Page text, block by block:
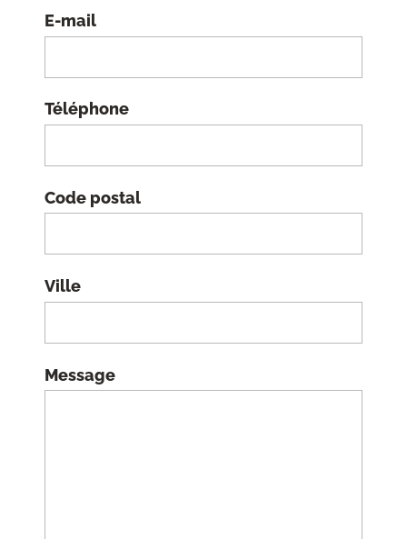
E-mail
Téléphone
Code postal
Ville
Message